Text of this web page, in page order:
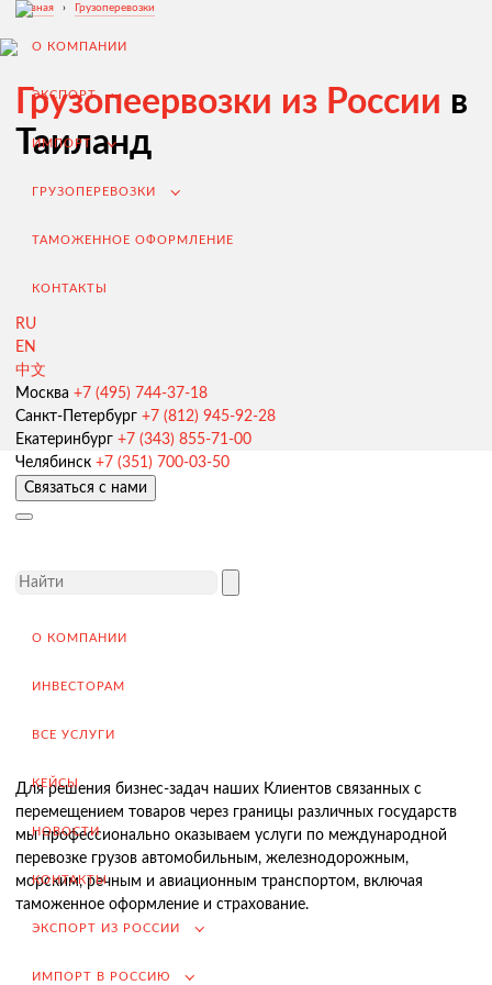
О КОМПАНИИ
ЭКСПОРТ
ИМПОРТ
ГРУЗОПЕРЕВОЗКИ
ТАМОЖЕННОЕ ОФОРМЛЕНИЕ
КОНТАКТЫ
RU
EN
中文
Москва +7 (495) 744-37-18
Санкт-Петербург +7 (812) 945-92-28
Екатеринбург +7 (343) 855-71-00
Челябинск +7 (351) 700-03-50
Связаться с нами
О КОМПАНИИ
ИНВЕСТОРАМ
ВСЕ УСЛУГИ
КЕЙСЫ
НОВОСТИ
КОНТАКТЫ
ЭКСПОРТ ИЗ РОССИИ
ИМПОРТ В РОССИЮ
Экспорт из России
Заключение контрактов и согласование условий поставки
Таможенное оформление и разрешительная документация
Доставка товара иностранному покупателю
Завершение сделки
Продвижение на внешние рынки
(для иностранных компаний)
Импорт из Китая
Заключение контрактов и согласование условий поставки
Таможенное оформление и разрешительная документация
Доставка товара российскому покупателю
Главная › Грузоперевозки
Грузопеервозки из России в
Таиланд
Для решения бизнес-задач наших Клиентов связанных с
перемещением товаров через границы различных государств
мы профессионально оказываем услуги по международной
перевозке грузов автомобильным, железнодорожным,
морским, речным и авиационным транспортом, включая
таможенное оформление и страхование.